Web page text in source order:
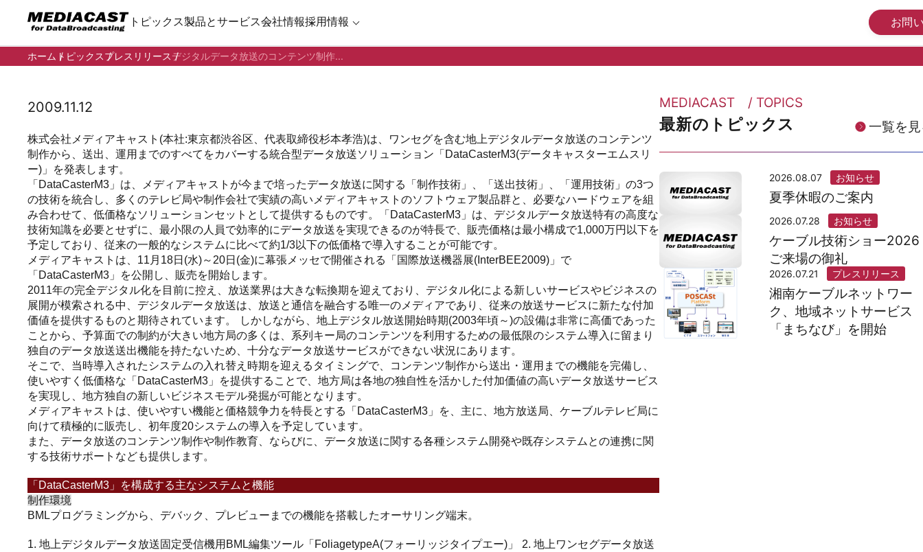
トピックス製品とサービス会社情報採用情報 お問
ホーム トピックスプレスリリースデジタルデータ放送のコンテンツ制作...
2009.11.12
株式会社メディアキャスト(本社:東京都渋谷区、代表取締役杉本孝浩)は、ワンセグを含む地上デジタルデータ放送のコンテンツ
制作から、送出、運用までのすべてをカバーする統合型データ放送ソリューション「DataCasterM3(データキャスターエムスリ
ー)」を発表します。
「DataCasterM3」は、メディアキャストが今まで培ったデータ放送に関する「制作技術」、「送出技術」、「運用技術」の3つ
の技術を統合し、多くのテレビ局や制作会社で実績の高いメディアキャストのソフトウェア製品群と、必要なハードウェアを組
み合わせて、低価格なソリューションセットとして提供するものです。「DataCasterM3」は、デジタルデータ放送特有の高度な
技術知識を必要とせずに、最小限の人員で効率的にデータ放送を実現できるのが特長で、販売価格は最小構成で1,000万円以下を
予定しており、従来の一般的なシステムに比べて約1/3以下の低価格で導入することが可能です。
メディアキャストは、11月18日(水)～20日(金)に幕張メッセで開催される「国際放送機器展(InterBEE2009)」で
「DataCasterM3」を公開し、販売を開始します。
2011年の完全デジタル化を目前に控え、放送業界は大きな転換期を迎えており、デジタル化による新しいサービスやビジネスの
展開が模索される中、デジタルデータ放送は、放送と通信を融合する唯一のメディアであり、従来の放送サービスに新たな付加
価値を提供するものと期待されています。
しかしながら、地上デジタル放送開始時期(2003年頃～)の設備は非常に高価であった
ことから、予算面での制約が大きい地方局の多くは、系列キー局のコンテンツを利用するための最低限のシステム導入に留まり
独自のデータ放送送出機能を持たないため、十分なデータ放送サービスができない状況にあります。
そこで、当時導入されたシステムの入れ替え時期を迎えるタイミングで、コンテンツ制作から送出・運用までの機能を完備し、
使いやすく低価格な「DataCasterM3」を提供することで、地方局は各地の独自性を活かした付加価値の高いデータ放送サービス
を実現し、地方独自の新しいビジネスモデル発掘が可能となります。
メディアキャストは、使いやすい機能と価格競争力を特長とする「DataCasterM3」を、主に、地方放送局、ケーブルテレビ局に
向けて積極的に販売し、初年度20システムの導入を予定しています。
また、データ放送のコンテンツ制作や制作教育、ならびに、データ放送に関する各種システム開発や既存システムとの連携に関
する技術サポートなども提供します。
「DataCasterM3」を構成する主なシステムと機能
BMLプログラミングから、デバック、プレビューまでの機能を搭載したオーサリング端末。
1. 地上デジタルデータ放送固定受信機用BML編集ツール「FoliagetypeA(フォーリッジタイプエー)」
2. 地上ワンセグデータ放送
MEDIACAST / TOPICS
最新のトピックス 一覧を
2026.08.07 お知らせ
夏季休暇のご案内
2026.07.28 お知らせ
ケーブル技術ショー2026
ご来場の御礼
2026.07.21 プレスリリース
湘南ケーブルネットワー
ク、地域ネットサービス
「まちなび」を開始